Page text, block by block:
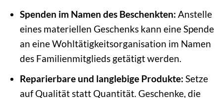
Spenden im Namen des Beschenkten: Anstelle
eines materiellen Geschenks kann eine Spende
an eine Wohltätigkeitsorganisation im Namen
des Familienmitglieds getätigt werden.
Reparierbare und langlebige Produkte: Setze
auf Qualität statt Quantität. Geschenke, die